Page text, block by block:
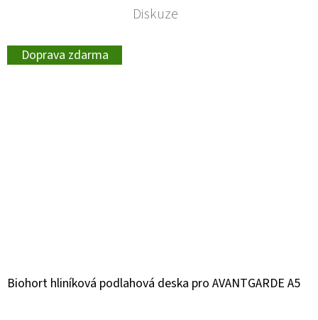
Diskuze
Doprava zdarma
Biohort hliníková podlahová deska pro AVANTGARDE A5